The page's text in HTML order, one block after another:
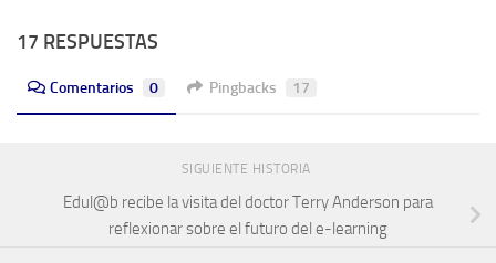
17 RESPUESTAS
Comentarios 0 Pingbacks 17
SIGUIENTE HISTORIA
Edul@b recibe la visita del doctor Terry Anderson para
reflexionar sobre el futuro del e-learning